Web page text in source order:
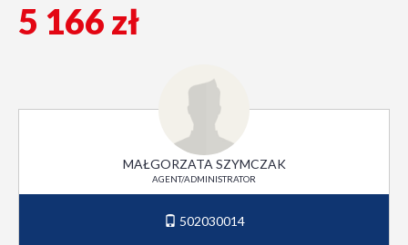
5 166 zł
MAŁGORZATA SZYMCZAK
AGENT/ADMINISTRATOR
502030014